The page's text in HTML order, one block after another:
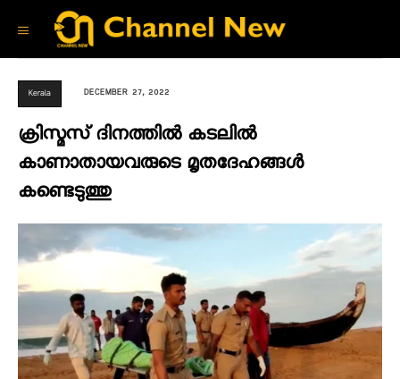
Kerala DECEMBER 27, 2022
ക്രിസ്മസ് ദിനത്തിൽ കടലിൽ
കാണാതായവരുടെ മൃതദേഹങ്ങൾ
കണ്ടെടുത്തു